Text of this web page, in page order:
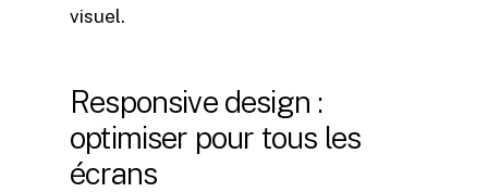
visuel.
Responsive design :
optimiser pour tous les
écrans